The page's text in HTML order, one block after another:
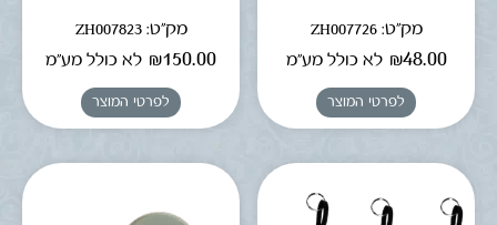
מק"ט: ZH007726
₪48.00 לא כולל מע"מ
לפרטי המוצר
מק"ט: ZH007823
₪150.00 לא כולל מע"מ
לפרטי המוצר